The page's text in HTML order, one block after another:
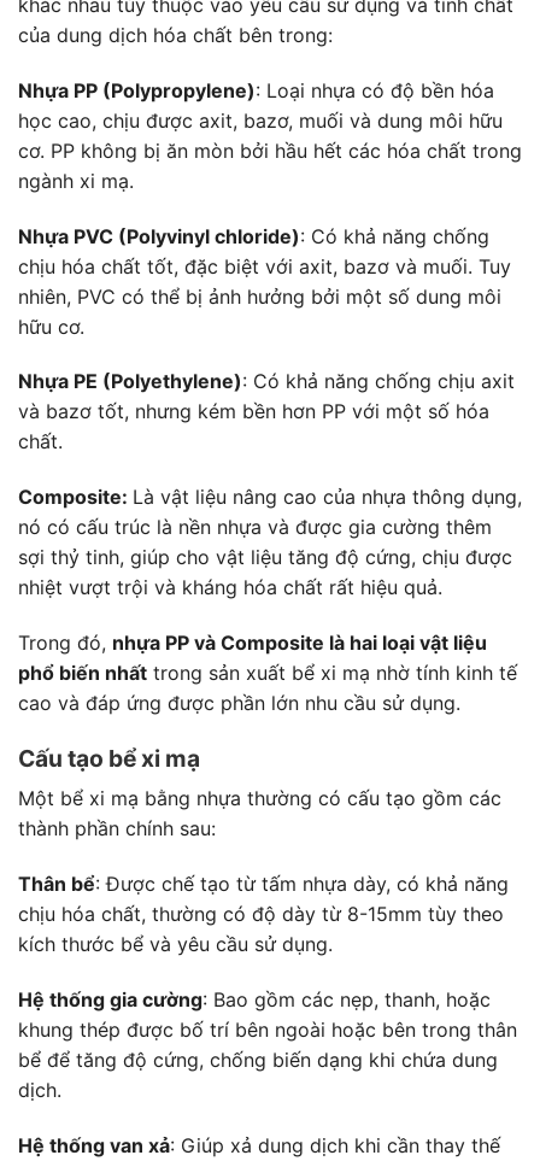
khác nhau tùy thuộc vào yêu cầu sử dụng và tính chất
của dung dịch hóa chất bên trong:
Nhựa PP (Polypropylene): Loại nhựa có độ bền hóa
học cao, chịu được axit, bazơ, muối và dung môi hữu
cơ. PP không bị ăn mòn bởi hầu hết các hóa chất trong
ngành xi mạ.
Nhựa PVC (Polyvinyl chloride): Có khả năng chống
chịu hóa chất tốt, đặc biệt với axit, bazơ và muối. Tuy
nhiên, PVC có thể bị ảnh hưởng bởi một số dung môi
hữu cơ.
Nhựa PE (Polyethylene): Có khả năng chống chịu axit
và bazơ tốt, nhưng kém bền hơn PP với một số hóa
chất.
Composite: Là vật liệu nâng cao của nhựa thông dụng,
nó có cấu trúc là nền nhựa và được gia cường thêm
sợi thỷ tinh, giúp cho vật liệu tăng độ cứng, chịu được
nhiệt vượt trội và kháng hóa chất rất hiệu quả.
Trong đó, nhựa PP và Composite là hai loại vật liệu
phổ biến nhất trong sản xuất bể xi mạ nhờ tính kinh tế
cao và đáp ứng được phần lớn nhu cầu sử dụng.
Cấu tạo bể xi mạ
Một bể xi mạ bằng nhựa thường có cấu tạo gồm các
thành phần chính sau:
Thân bể: Được chế tạo từ tấm nhựa dày, có khả năng
chịu hóa chất, thường có độ dày từ 8-15mm tùy theo
kích thước bể và yêu cầu sử dụng.
Hệ thống gia cường: Bao gồm các nẹp, thanh, hoặc
khung thép được bố trí bên ngoài hoặc bên trong thân
bể để tăng độ cứng, chống biến dạng khi chứa dung
dịch.
Hệ thống van xả: Giúp xả dung dịch khi cần thay thế